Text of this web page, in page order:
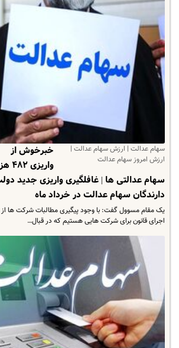
سهام عدالت | ارزش سهام عدالت |
ارزش امروز سهام عدالت
خبرخوش از
سهام عدالتی ها | غافلگیری واریزی جدید
دارندگان سهام عدالت در خرداد ماه
یک مقام مسوول گفت: با وجود پیگیری مطالبات شرکت ها از
اجرای قانون برای شرکت هایی هستیم که در قبال…